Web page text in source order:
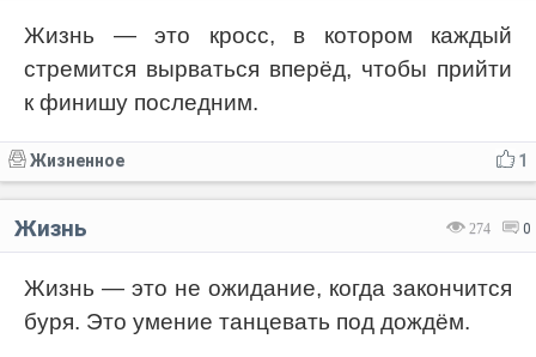
Код:
Жизнь — это кросс, в котором каждый
стремится вырваться вперёд, чтобы прийти
к финишу последним.
1
Жизненное
274 0
Жизнь
Жизнь — это не ожидание, когда закончится
буря. Это умение танцевать под дождём.